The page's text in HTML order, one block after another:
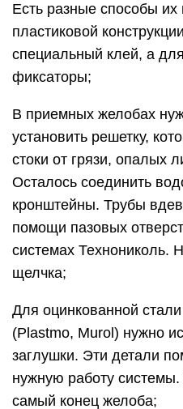
Есть разные способы
пластиковой
специальный клей, а
фиксаторы;
В приемных желобах
установить решетку,
стоки от грязи, опалых
Осталось соединить
кронштейны. Трубы
помощи пазовых
системах Технониколь.
щелчка;
Для оцинкованной
(Plastmo, Murol) нужно
заглушки. Эти детали
нужную работу
самый конец желоба;